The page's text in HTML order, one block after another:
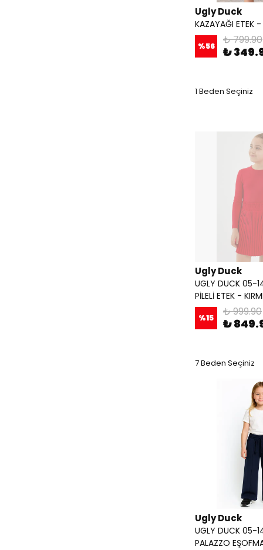
Ugly Duck
KAZAYAĞI ETEK -
%56 ₺ 799.90
₺
1 Beden Seçiniz
Ugly Duck
UGLY DUCK 05-
PİLELİ ETEK -
%15 ₺ 999.90
₺
7 Beden Seçiniz
Ugly Duck
UGLY DUCK 05-
PALAZZO